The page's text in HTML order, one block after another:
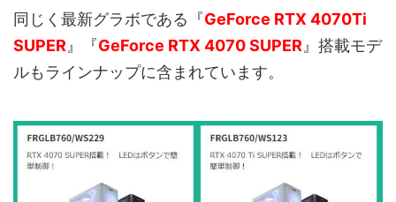
同じく最新グラボである『GeForce RTX 4070Ti
SUPER』『GeForce RTX 4070 SUPER』搭載モデ
ルもラインナップに含まれています。